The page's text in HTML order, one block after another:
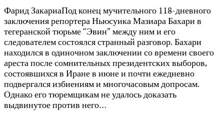
Фарид ЗакариаПод конец мучительного 118-дневного
заключения репортера Ньюсуика Мазиара Бахари в
тегеранской тюрьме “Эвин” между ним и его
следователем состоялся странный разговор. Бахари
находился в одиночном заключении со времени своего
ареста после сомнительных президентских выборов,
состоявшихся в Иране в июне и почти ежедневно
подвергался избиениям и многочасовым допросам.
Однако его тюремщикам не удалось доказать
выдвинутое против него…